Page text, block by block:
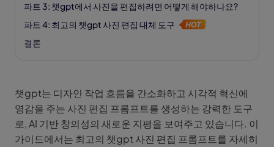
파트 3: 챗gpt에서 사진을 편집하려면 어떻게 해야하나요?
파트 4: 최고의 챗gpt 사진 편집 대체 도구
결론
챗gpt는 디자인 작업 흐름을 간소화하고 시각적 혁신에
영감을 주는 사진 편집 프롬프트를 생성하는 강력한 도구
로, AI 기반 창의성의 새로운 지평을 보여주고 있습니다. 이
가이드에서는 최고의 챗gpt 사진 편집 프롬프트를 자세히